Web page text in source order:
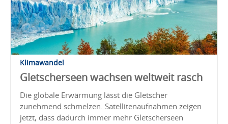
Klimawandel
Gletscherseen wachsen weltweit rasch
Die globale Erwärmung lässt die Gletscher
zunehmend schmelzen. Satellitenaufnahmen zeigen
jetzt, dass dadurch immer mehr Gletscherseen